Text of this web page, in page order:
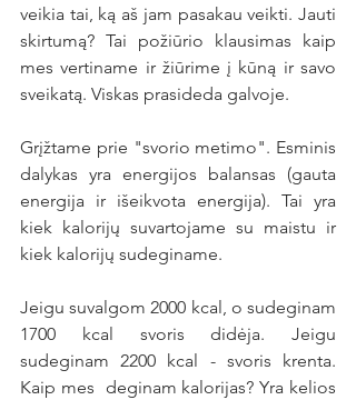
veikia tai, ką aš jam pasakau veikti. Jauti
skirtumą? Tai požiūrio klausimas kaip
mes vertiname ir žiūrime į kūną ir savo
sveikatą. Viskas prasideda galvoje.
Grįžtame prie "svorio metimo". Esminis
dalykas yra energijos balansas (gauta
energija ir išeikvota energija). Tai yra
kiek kalorijų suvartojame su maistu ir
kiek kalorijų sudeginame.
Jeigu suvalgom 2000 kcal, o sudeginam
1700 kcal svoris didėja. Jeigu
sudeginam 2200 kcal - svoris krenta.
Kaip mes  deginam kalorijas? Yra kelios